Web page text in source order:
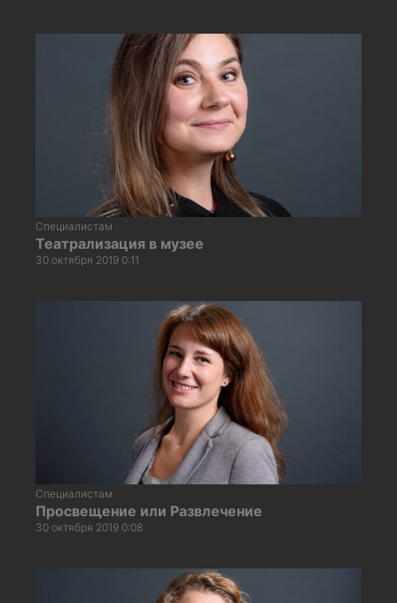
Специалистам
Театрализация в музее
30 октября 2019 0:11
Специалистам
Просвещение или Развлечение
30 октября 2019 0:08